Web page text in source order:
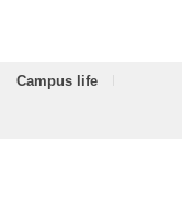
Campus life